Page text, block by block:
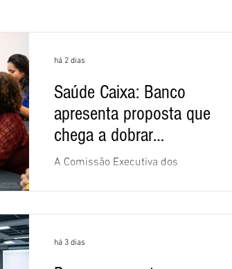
Saúde Caixa: Banco
apresenta proposta que
chega a dobrar
mensalidade
A Comissão Executiva dos
recusou a proposta apresentada pelo
banco para o custeio do Saúde Caixa,
rodada de negociações específicas da
há 2 dias
há 3 dias